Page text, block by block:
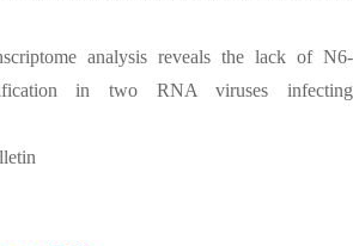
analysis reveals the lack of N6-
in two RNA viruses infecting